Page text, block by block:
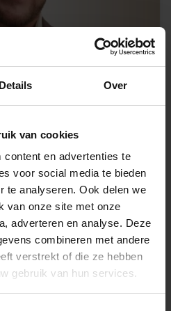
Details Over
van cookies
en advertenties te
voor social media te bieden
te analyseren. Ook delen we
van onze site met onze
adverteren en analyse. Deze
combineren met andere
verstrekt of die ze hebben
gebruik van hun services.